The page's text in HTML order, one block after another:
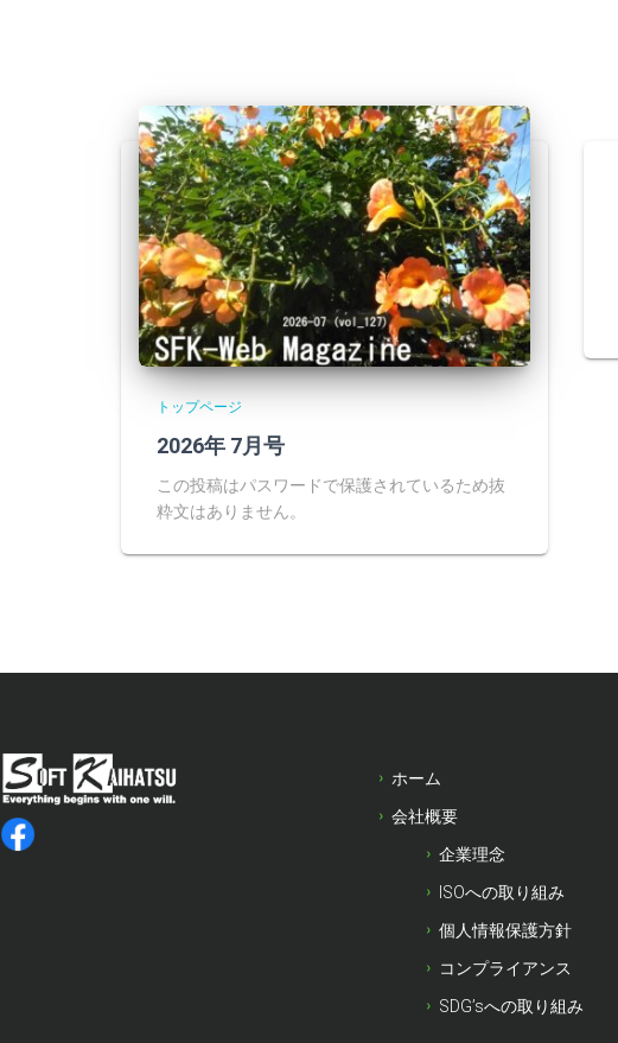
トップページ
2026年 7月号
この投稿はパスワードで保護されているため抜
粋文はありません。
ホーム
会社概要
企業理念
ISOへの取り組み
個人情報保護方針
コンプライアンス
SDG’sへの取り組み